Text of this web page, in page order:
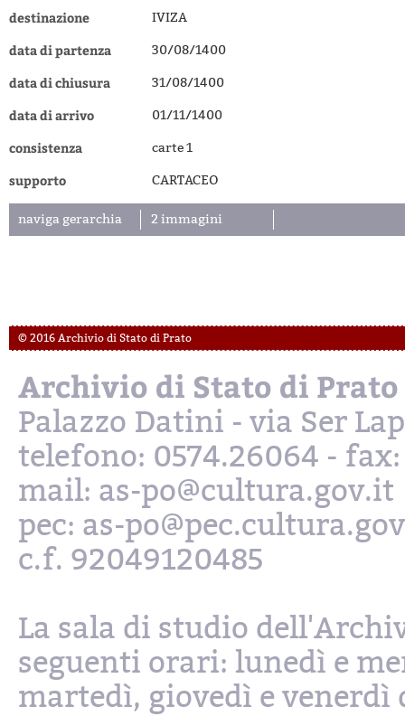
destinazione IVIZA
data di partenza 30/08/1400
data di chiusura 31/08/1400
data di arrivo 01/11/1400
consistenza carte 1
supporto CARTACEO
naviga gerarchia 2 immagini
© 2016 Archivio di Stato di Prato
Archivio di Stato di Prato
Palazzo Datini - via Ser
telefono: 0574.26064 - fax:
mail: as-po@cultura.gov.it
pec: as-
c.f. 92049120485
La sala di studio
seguenti orari: lunedì e
martedì, giovedì e venerdì